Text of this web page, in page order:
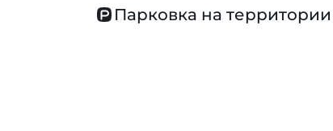
Парковка на территории